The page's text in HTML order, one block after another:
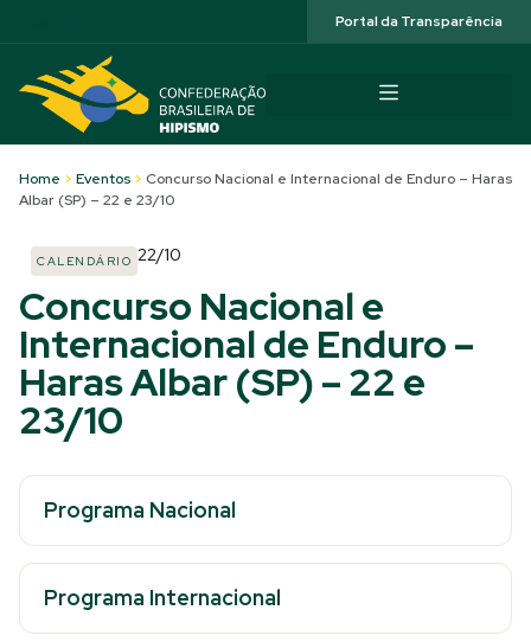
Portal da Transparência
Home > Eventos > Concurso Nacional e Internacional de Enduro – Haras
Albar (SP) – 22 e 23/10
CALENDÁRIO 22/10
Concurso Nacional e
Internacional de Enduro –
Haras Albar (SP) – 22 e
23/10
Programa Nacional
Programa Internacional